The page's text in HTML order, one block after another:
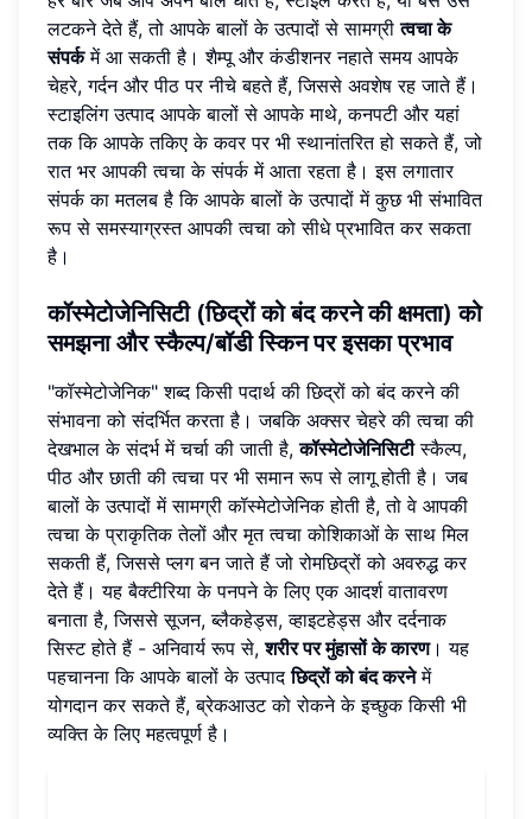
लटकने देते हैं, तो आपके बालों के उत्पादों से सामग्रीत्वचा के
संपर्कमें आ सकती है। शैम्पू और कंडीशनर नहाते समय आपके
चेहरे, गर्दन और पीठ पर नीचे बहते हैं, जिससे अवशेष रह जाते हैं।
स्टाइलिंग उत्पाद आपके बालों से आपके माथे, कनपटी और यहां
तक ​​कि आपके तकिए के कवर पर भी स्थानांतरित हो सकते हैं, जो
रात भर आपकी त्वचा के संपर्क में आता रहता है। इस लगातार
संपर्क का मतलब है कि आपके बालों के उत्पादों में कुछ भी संभावित
रूप से समस्याग्रस्त आपकी त्वचा को सीधे प्रभावित कर सकता
है।
कॉस्मेटोजेनिसिटी (छिद्रों को बंद करने की क्षमता) को
समझना और स्कैल्प/बॉडी स्किन पर इसका प्रभाव
"कॉस्मेटोजेनिक" शब्द किसी पदार्थ की छिद्रों को बंद करने की
संभावना को संदर्भित करता है। जबकि अक्सर चेहरे की त्वचा की
देखभाल के संदर्भ में चर्चा की जाती है,कॉस्मेटोजेनिसिटीस्कैल्प,
पीठ और छाती की त्वचा पर भी समान रूप से लागू होती है। जब
बालों के उत्पादों में सामग्री कॉस्मेटोजेनिक होती है, तो वे आपकी
त्वचा के प्राकृतिक तेलों और मृत त्वचा कोशिकाओं के साथ मिल
सकती हैं, जिससे प्लग बन जाते हैं जो रोमछिद्रों को अवरुद्ध कर
देते हैं। यह बैक्टीरिया के पनपने के लिए एक आदर्श वातावरण
बनाता है, जिससे सूजन, ब्लैकहेड्स, व्हाइटहेड्स और दर्दनाक
सिस्ट होते हैं - अनिवार्य रूप से,शरीर पर मुंहासों के कारण। यह
पहचानना कि आपके बालों के उत्पादछिद्रों को बंद करनेमें
योगदान कर सकते हैं, ब्रेकआउट को रोकने के इच्छुक किसी भी
व्यक्ति के लिए महत्वपूर्ण है।